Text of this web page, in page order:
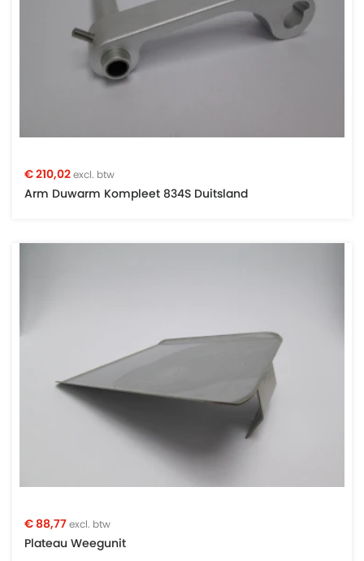
€ 210,02 excl. btw
Arm Duwarm Kompleet 834S Duitsland
€ 88,77 excl. btw
Plateau Weegunit